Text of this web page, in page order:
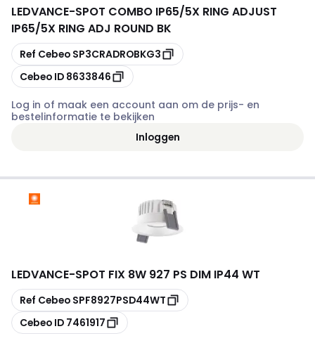
LEDVANCE-SPOT COMBO IP65/5X RING ADJUST
IP65/5X RING ADJ ROUND BK
Kopiëren
Ref Cebeo SP3CRADROBKG3
Kopiëren
Cebeo ID 8633846
Log in of maak een account aan om de prijs- en
bestelinformatie te bekijken
Inloggen
LEDVANCE-SPOT FIX 8W 927 PS DIM IP44 WT
Kopiëren
Ref Cebeo SPF8927PSD44WT
Kopiëren
Cebeo ID 7461917